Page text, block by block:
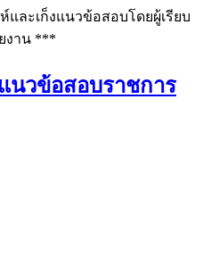
และเก็งแนวข้อสอบโดยผู้เรียบ
งาน ***
นวข้อสอบราชการ